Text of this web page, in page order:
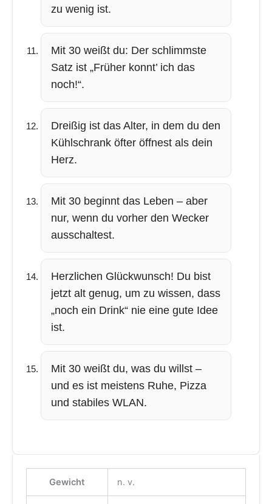
zu wenig ist.
Mit 30 weißt du: Der schlimmste
Satz ist „Früher konnt’ ich das
noch!“.
Dreißig ist das Alter, in dem du den
Kühlschrank öfter öffnest als dein
Herz.
Mit 30 beginnt das Leben – aber
nur, wenn du vorher den Wecker
ausschaltest.
Herzlichen Glückwunsch! Du bist
jetzt alt genug, um zu wissen, dass
„noch ein Drink“ nie eine gute Idee
ist.
Mit 30 weißt du, was du willst –
und es ist meistens Ruhe, Pizza
und stabiles WLAN.
Gewicht n. v.